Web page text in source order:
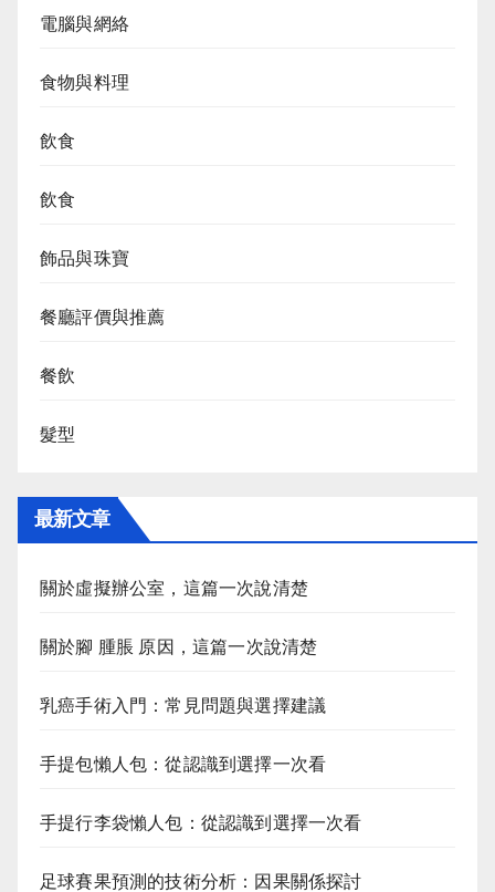
電腦與網絡
食物與料理
飲食
飲食
飾品與珠寶
餐廳評價與推薦
餐飲
髮型
最新文章
關於虛擬辦公室，這篇一次說清楚
關於腳 腫脹 原因，這篇一次說清楚
乳癌手術入門：常見問題與選擇建議
手提包懶人包：從認識到選擇一次看
手提行李袋懶人包：從認識到選擇一次看
足球賽果預測的技術分析：因果關係探討